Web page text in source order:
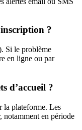
?
Si le problème
en ligne ou par
d’accueil ?
la plateforme. Les
notamment en période